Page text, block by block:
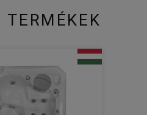
TERMÉKEK